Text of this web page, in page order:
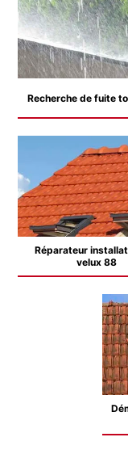
Recherche de fuite
Réparateur
velux 88